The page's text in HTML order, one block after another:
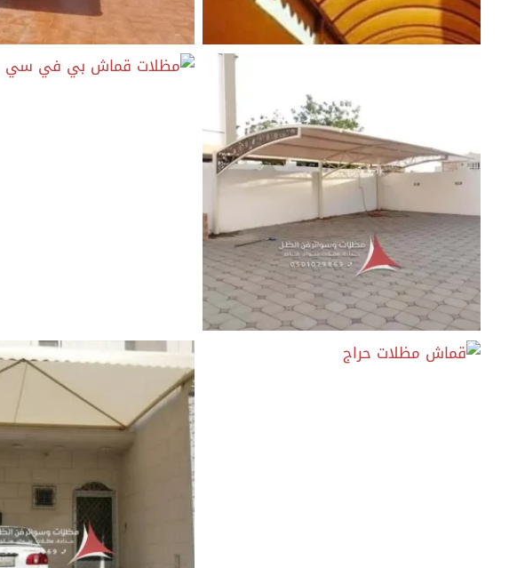
قماش مظلات pvc
مظلات قماش بي في سي قماش مظلات الخبر